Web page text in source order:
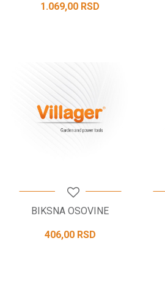
1.069,00 RSD
BIKSNA OSOVINE
406,00 RSD